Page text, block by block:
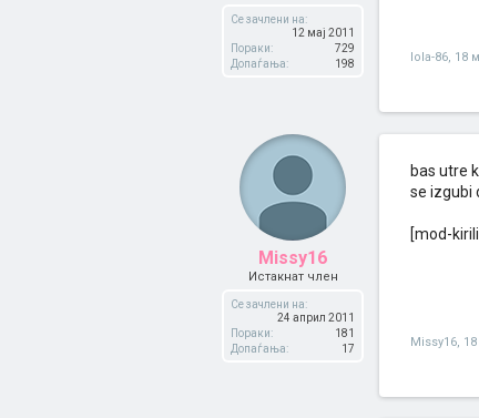
Се зачлени на:
12 мај 2011
Пораки:
729
Допаѓања:
198 lola-86, 18
Missy16
Истакнат член
Се зачлени на:
24 април 2011
Пораки:
181
Допаѓања:
17
bas utre
se izgubi
[mod-
Missy16,